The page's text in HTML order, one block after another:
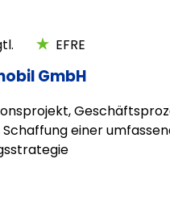
EFRE
GmbH
einer